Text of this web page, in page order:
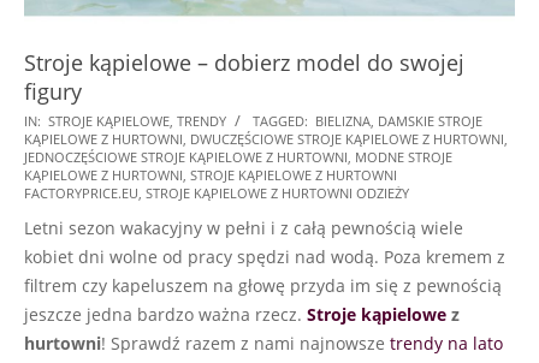
Stroje kąpielowe – dobierz model do swojej
figury
2022-
07-
03
IN: STROJE KĄPIELOWE TRENDY TAGGED: BIELIZNA DAMSKIE STROJE
KĄPIELOWE Z HURTOWNI DWUCZĘŚCIOWE STROJE KĄPIELOWE Z HURTOWNI
JEDNOCZĘŚCIOWE STROJE KĄPIELOWE Z HURTOWNI MODNE STROJE
KĄPIELOWE Z HURTOWNI STROJE KĄPIELOWE Z HURTOWNI
FACTORYPRICE.EU STROJE KĄPIELOWE Z HURTOWNI ODZIEŻY
Letni sezon wakacyjny w pełni i z całą pewnością wiele
kobiet dni wolne od pracy spędzi nad wodą. Poza kremem z
filtrem czy kapeluszem na głowę przyda im się z pewnością
jeszcze jedna bardzo ważna rzecz. Stroje kąpielowe z
hurtowni! Sprawdź razem z nami najnowsze trendy na lato